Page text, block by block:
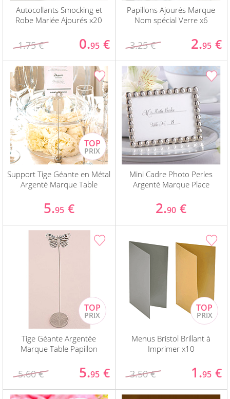
Autocollants Smocking et
Robe Mariée Ajourés x20
1.75 € 0.95 €
Papillons Ajourés Marque
Nom spécial Verre x6
3.25 € 2.95 €
Support Tige Géante en Métal
Argenté Marque Table
5.95 €
Mini Cadre Photo Perles
Argenté Marque Place
2.90 €
Tige Géante Argentée
Marque Table Papillon
5.60 € 5.95 €
Menus Bristol Brillant à
Imprimer x10
3.50 € 1.95 €